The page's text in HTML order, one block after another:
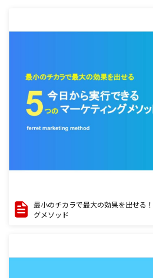
最小のチカラで最大の効果を出せる
グメソッド